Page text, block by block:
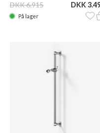
DKK 6.915 DKK
På lager